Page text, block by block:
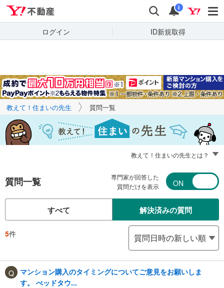
検索 通知
i
ログイン ID新規取得
キーワードで
質問を探す
教えて！住まいの先生 質問一覧
教えて！住まいの先生とは？
質問一覧
専門家が回答した
質問だけを表示
すべて 解決済みの質問
5件
マンション購入のタイミングについてご意見をお願いしま
す。 べッドタウ...